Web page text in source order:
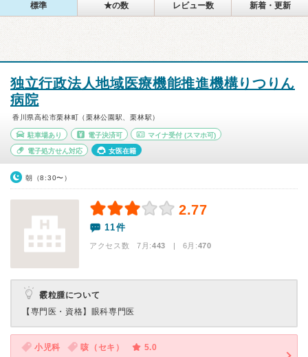
標準 ★の数 レビュー数 新着・更新
独立行政法人地域医療機能推進機構りつりん
病院
香川県高松市栗林町（栗林公園駅、栗林駅）
駐車場あり 電子決済可 マイナ受付 (スマホ可)
電子処方せん対応 女医在籍
朝（8:30〜）
2.77
11件
アクセス数 7月:443 | 6月:470
霰粒腫について
【専門医・資格】 眼科専門医
小児科 咳（セキ）
5.0